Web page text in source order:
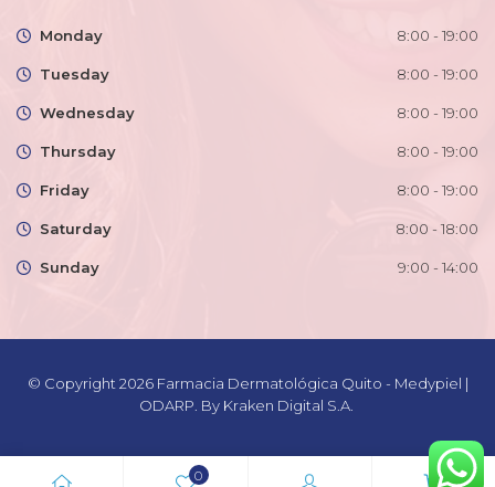
0 0
Monday 8:00 - 19:00
Tuesday 8:00 - 19:00
Wednesday 8:00 - 19:00
Thursday 8:00 - 19:00
Friday 8:00 - 19:00
Saturday 8:00 - 18:00
Sunday 9:00 - 14:00
© Copyright 2026 Farmacia Dermatológica Quito - Medypiel |
ODARP . By Kraken Digital S.A.